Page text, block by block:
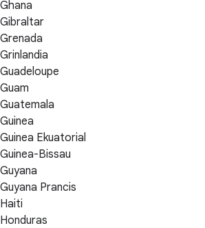
Ghana
Gibraltar
Grenada
Grinlandia
Guadeloupe
Guam
Guatemala
Guinea
Guinea Ekuatorial
Guinea-Bissau
Guyana
Guyana Prancis
Haiti
Honduras